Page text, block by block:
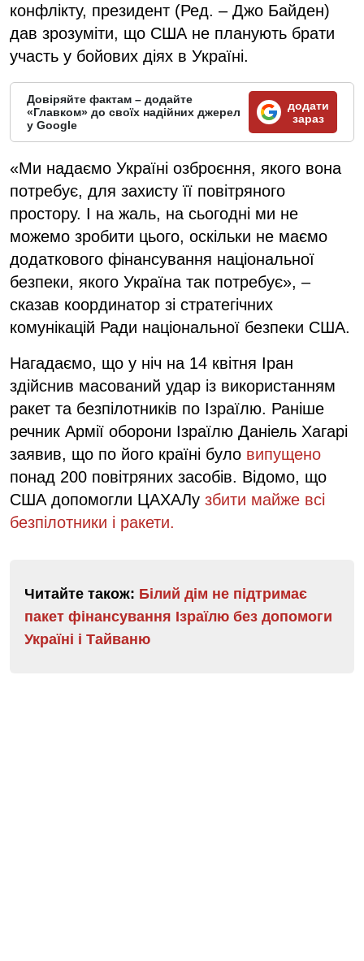
конфлікту, президент (Ред. – Джо Байден)
дав зрозуміти, що США не планують брати
участь у бойових діях в Україні.
Довіряйте фактам – додайте
«Главком» до своїх надійних джерел
у Google
додати
зараз
«Ми надаємо Україні озброєння, якого вона
потребує, для захисту її повітряного
простору. І на жаль, на сьогодні ми не
можемо зробити цього, оскільки не маємо
додаткового фінансування національної
безпеки, якого Україна так потребує», –
сказав координатор зі стратегічних
комунікацій Ради національної безпеки США.
Нагадаємо, що у ніч на 14 квітня Іран
здійснив масований удар із використанням
ракет та безпілотників по Ізраїлю. Раніше
речник Армії оборони Ізраїлю Даніель Хагарі
заявив, що по його країні було випущено
понад 200 повітряних засобів. Відомо, що
США допомогли ЦАХАЛу збити майже всі
безпілотники і ракети.
Читайте також: Білий дім не підтримає
пакет фінансування Ізраїлю без допомоги
Україні і Тайваню